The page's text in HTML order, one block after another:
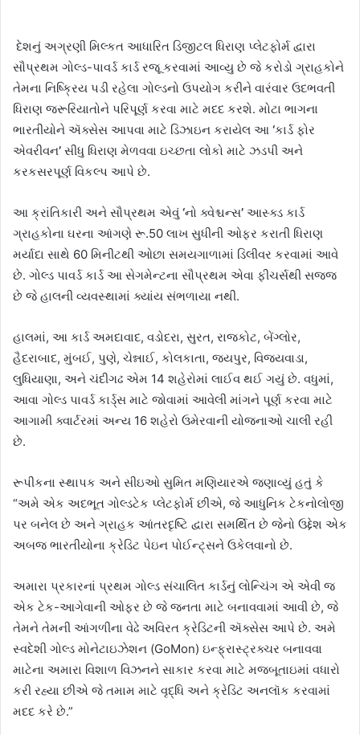
દેશનું અગ્રણી મિલ્કત આધારિત ડિજીટલ ધિરાણ પ્લેટફોર્મ દ્વારા
સૌપ્રથમ ગોલ્ડ-પાવર્ડ કાર્ડ રજૂ કરવામાં આવ્યુ છે જે કરોડો ગ્રાહકોને
તેમના નિષ્ક્રિય પડી રહેલા ગોલ્ડનો ઉપયોગ કરીને વારંવાર ઉદભવતી
ધિરાણ જરૂરિયાતોને પરિપૂર્ણ કરવા માટે મદદ કરશે. મોટા ભાગના
ભારતીયોને ઍક્સેસ આપવા માટે ડિઝાઇન કરાયેલ આ ‘કાર્ડ ફોર
એવરીવન’ સીધુ ધિરાણ મેળવવા ઇચ્છતા લોકો માટે ઝડપી અને
કરકસરપૂર્ણ વિકલ્પ આપે છે.
આ ક્રાંતિકારી અને સૌપ્રથમ એવું ‘નો ક્વેશ્ચન્સ’ આસ્ક્ડ કાર્ડ
ગ્રાહકોના ઘરના આંગણે રૂ.50 લાખ સુધીની ઓફર કરાતી ધિરાણ
મર્યાદા સાથે 60 મિનીટથી ઓછા સમયગાળામાં ડિલીવર કરવામાં આવે
છે. ગોલ્ડ પાવર્ડ કાર્ડ આ સેગમેન્ટના સૌપ્રથમ એવા ફીચર્સથી સજ્જ
છે જે હાલની વ્યવસ્થામાં ક્યાંય સંભળાયા નથી.
હાલમાં, આ કાર્ડ અમદાવાદ, વડોદરા, સુરત, રાજકોટ, બેંગ્લોર,
હૈદરાબાદ, મુંબઈ, પુણે, ચેન્નાઈ, કોલકાતા, જયપુર, વિજયવાડા,
લુધિયાણા, અને ચંદીગઢ એમ 14 શહેરોમાં લાઈવ થઈ ગયું છે. વધુમાં,
આવા ગોલ્ડ પાવર્ડ કાર્ડ્સ માટે જોવામાં આવેલી માંગને પૂર્ણ કરવા માટે
આગામી ક્વાર્ટરમાં અન્ય 16 શહેરો ઉમેરવાની યોજનાઓ ચાલી રહી
છે.
રૂપીકના સ્થાપક અને સીઇઓ સુમિત મણિયારએ જણાવ્યું હતું કે
“અમે એક અદભૂત ગોલ્ડટેક પ્લેટફોર્મ છીએ, જે આધુનિક ટેકનોલોજી
પર બનેલ છે અને ગ્રાહક આંતરદૃષ્ટિ દ્વારા સમર્થિત છે જેનો ઉદ્દેશ એક
અબજ ભારતીયોના ક્રેડિટ પેઇન પોઈન્ટ્સને ઉકેલવાનો છે.
અમારા પ્રકારનાં પ્રથમ ગોલ્ડ સંચાલિત કાર્ડનું લોન્ચિંગ એ એવી જ
એક ટેક-આગેવાની ઓફર છે જે જનતા માટે બનાવવામાં આવી છે, જે
તેમને તેમની આંગળીના વેઢે અવિરત ક્રેડિટની ઍક્સેસ આપે છે. અમે
સ્વદેશી ગોલ્ડ મોનેટાઇઝેશન (GoMon) ઇન્ફ્રાસ્ટ્રક્ચર બનાવવા
માટેના અમારા વિશાળ વિઝનને સાકાર કરવા માટે મજબૂતાઇમાં વધારો
કરી રહ્યા છીએ જે તમામ માટે વૃદ્ધિ અને ક્રેડિટ અનલૉક કરવામાં
મદદ કરે છે.”